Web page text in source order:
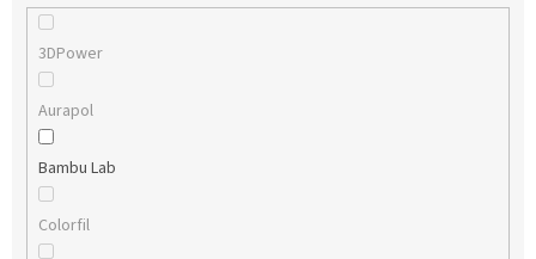
3DPower
Aurapol
Bambu Lab
Colorfil